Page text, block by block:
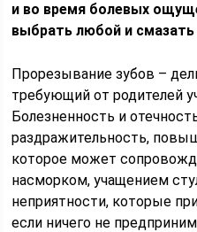
и во время болевых
выбрать любой и
Прорезывание зубов –
требующий от родителей
Болезненность и
раздражительность,
которое может
насморком, учащением
неприятности, которые
если ничего не